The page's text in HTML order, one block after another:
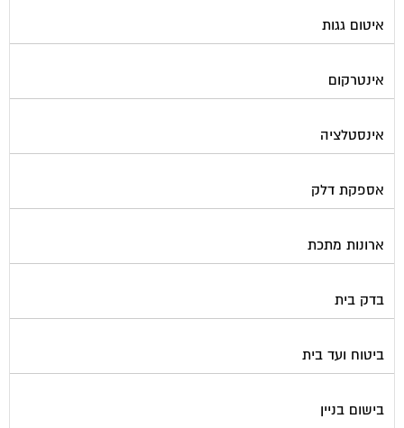
איטום גגות
אינטרקום
אינסטלציה
אספקת דלק
ארונות מתכת
בדק בית
ביטוח ועד בית
בישום בניין